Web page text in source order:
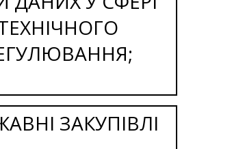
ЗАКУПІВЛІ